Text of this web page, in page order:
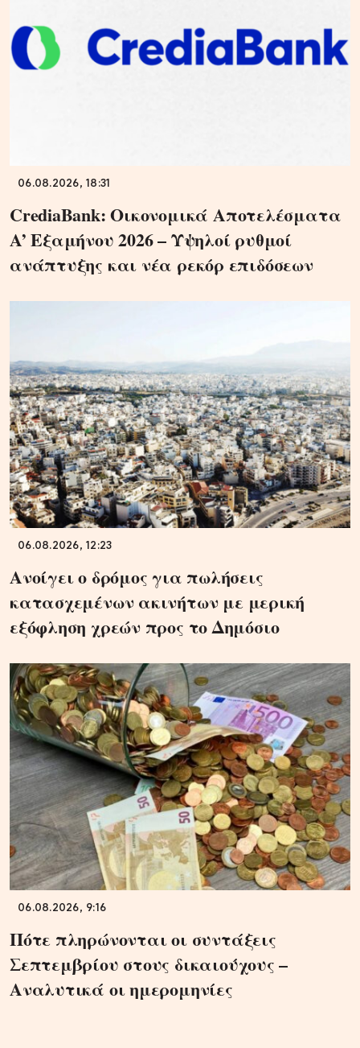
06.08.2026, 18:31
CrediaBank: Οικονομικά Αποτελέσματα
A’ Εξαμήνου 2026 – Υψηλοί ρυθμοί
ανάπτυξης και νέα ρεκόρ επιδόσεων
06.08.2026, 12:23
Ανοίγει ο δρόμος για πωλήσεις
κατασχεμένων ακινήτων με μερική
εξόφληση χρεών προς το Δημόσιο
06.08.2026, 9:16
Πότε πληρώνονται οι συντάξεις
Σεπτεμβρίου στους δικαιούχους –
Αναλυτικά οι ημερομηνίες